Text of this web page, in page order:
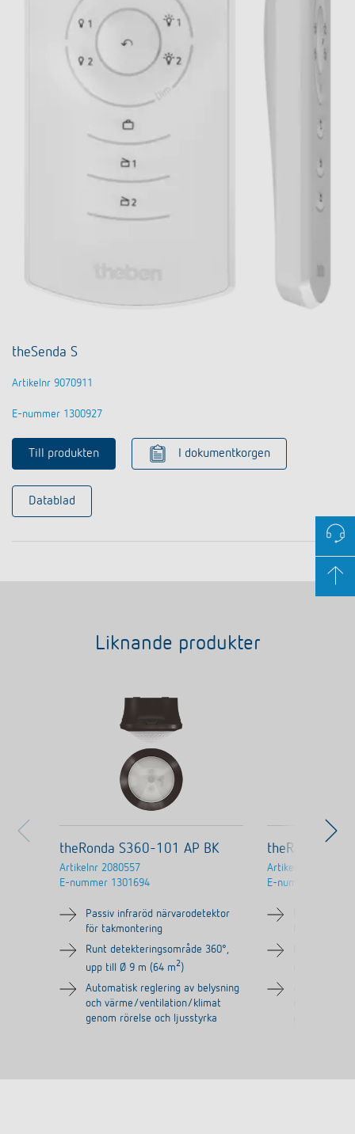
theSenda S
Artikelnr 9070911
E-nummer 1300927
Till produkten I dokumentkorgen
Datablad
Liknande produkter
theRonda S360-101 AP BK
Artikelnr 2080557
E-nummer 1301694
Passiv infraröd närvarodetektor
för takmontering
Runt detekteringsområde 360°,
upp till Ø 9 m (64 m2)
Automatisk reglering av belysning
och värme/ventilation/klimat
genom rörelse och ljusstyrka
theRonda
Artikelnr
E-nummer